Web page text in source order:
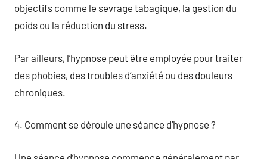
objectifs comme le sevrage tabagique, la gestion du
poids ou la réduction du stress.
Par ailleurs, l’hypnose peut être employée pour traiter
des phobies, des troubles d’anxiété ou des douleurs
chroniques.
4. Comment se déroule une séance d’hypnose ?